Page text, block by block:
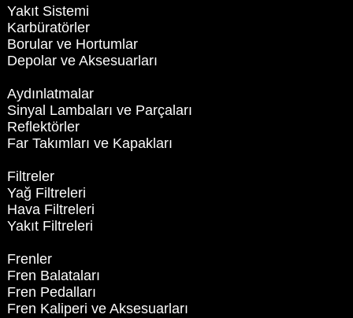
Yakıt Sistemi
Karbüratörler
Borular ve Hortumlar
Depolar ve Aksesuarları
Aydınlatmalar
Sinyal Lambaları ve Parçaları
Reflektörler
Far Takımları ve Kapakları
Filtreler
Yağ Filtreleri
Hava Filtreleri
Yakıt Filtreleri
Frenler
Fren Balataları
Fren Pedalları
Fren Kaliperi ve Aksesuarları